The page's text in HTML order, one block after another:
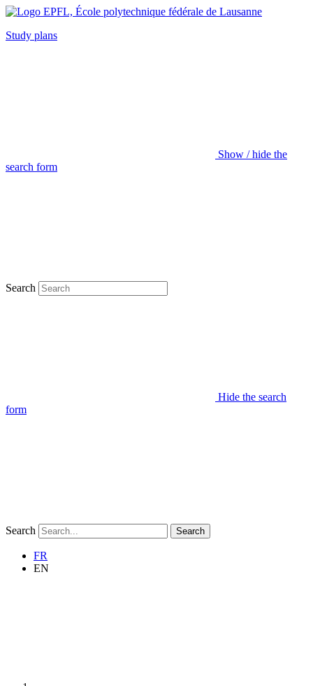
Study plans
Show / hide the
search form
Search
Hide the search
form
Search Search
FR
EN